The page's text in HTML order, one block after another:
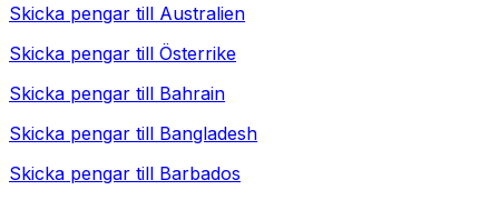
Skicka pengar till Australien
Skicka pengar till Österrike
Skicka pengar till Bahrain
Skicka pengar till Bangladesh
Skicka pengar till Barbados